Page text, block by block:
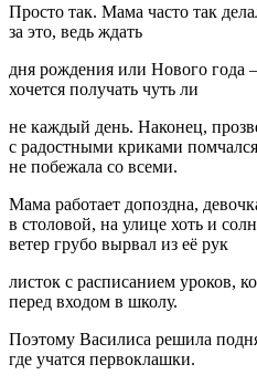
Просто так. Мама часто так
за это, ведь ждать
дня рождения или Нового года
хочется получать чуть ли
не каждый день. Наконец,
с радостными криками
не побежала со всеми.
Мама работает допоздна,
в столовой, на улице хоть и
ветер грубо вырвал из её рук
листок с расписанием уроков,
перед входом в школу.
Поэтому Василиса решила
где учатся первоклашки.